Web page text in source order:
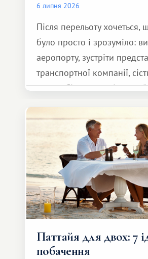
6 липня 2026
Після перельоту хочеться,
було просто і зрозуміло:
аеропорту, зустріти
транспортної компанії,
автомобіль та спокійно
Паттайя для двох: 7
побачення